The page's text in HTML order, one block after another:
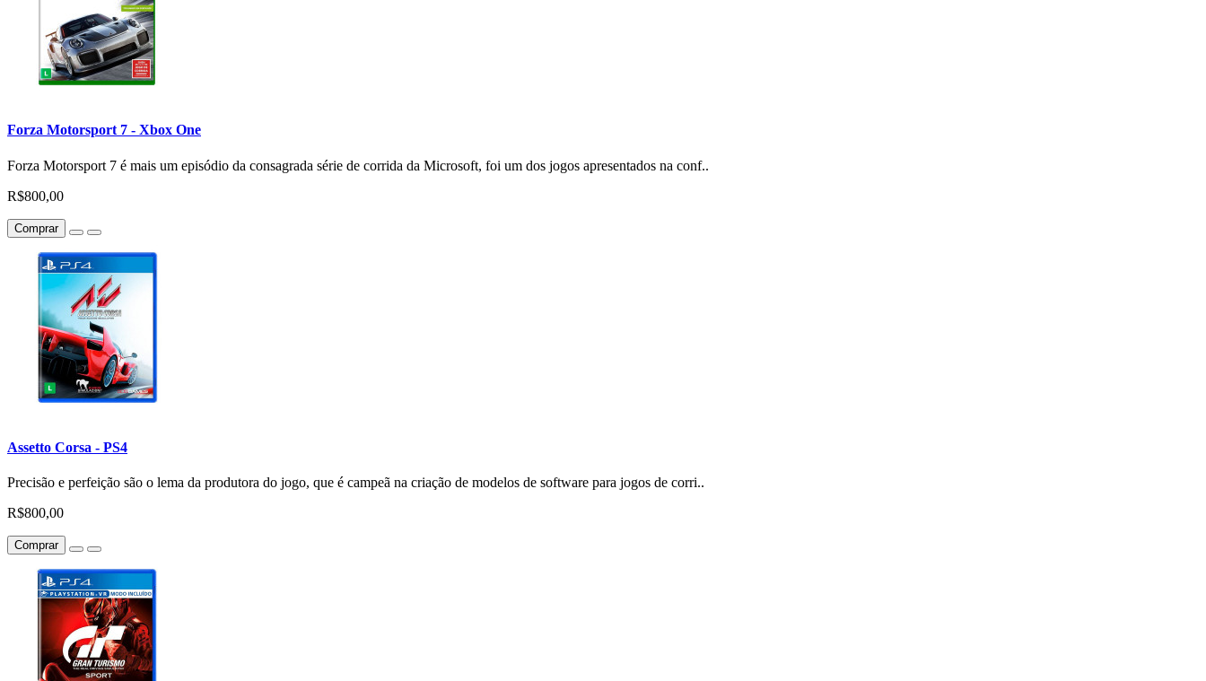
Forza Motorsport 7 - Xbox One
Forza Motorsport 7 é mais um episódio da consagrada série de corrida da Microsoft, foi um dos jogos apresentados na conf..
R$800,00
Comprar
Assetto Corsa - PS4
Precisão e perfeição são o lema da produtora do jogo, que é campeã na criação de modelos de software para jogos de corri..
R$800,00
Comprar